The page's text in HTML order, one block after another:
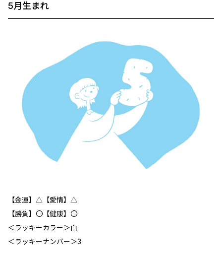
5月生まれ
【金運】△【愛情】△
【勝負】〇【健康】〇
＜ラッキーカラー＞白
＜ラッキーナンバー＞3